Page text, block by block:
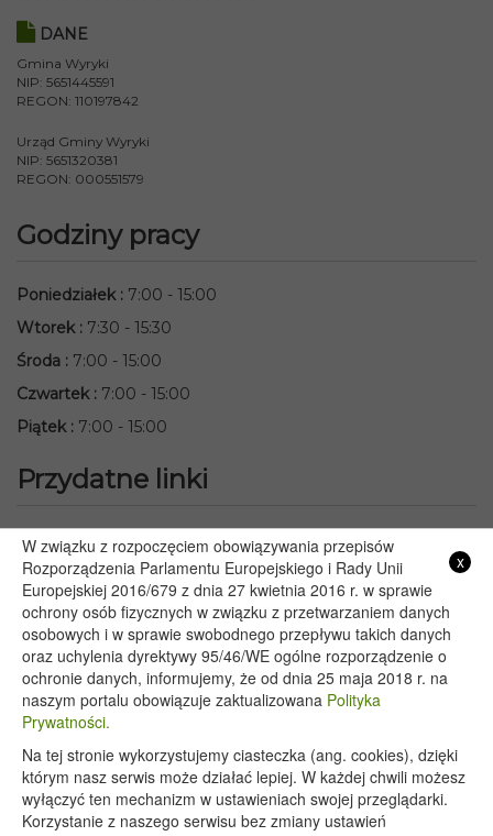
DANE
Gmina Wyryki
NIP: 5651445591
REGON: 110197842
Urząd Gminy Wyryki
NIP: 5651320381
REGON: 000551579
Godziny pracy
Poniedziałek : 7:00 - 15:00
Wtorek : 7:30 - 15:30
Środa : 7:00 - 15:00
Czwartek : 7:00 - 15:00
Piątek : 7:00 - 15:00
Przydatne linki
Starostwo Powiatowe we Włodawie
Lubelski Urząd Wojewódzki w Lublinie
Urząd Marszałkowski Województwa Lubelskiego w Lublinie
Serwis Rzeczypospolitej Polskiej
PGE – Planowane wyłączenia prądu
Poczta E-mail
Copyright 2020@ - Urząd Gminy Wyryki
x
W związku z rozpoczęciem obowiązywania przepisów
Rozporządzenia Parlamentu Europejskiego i Rady Unii
Europejskiej 2016/679 z dnia 27 kwietnia 2016 r. w sprawie
ochrony osób fizycznych w związku z przetwarzaniem danych
osobowych i w sprawie swobodnego przepływu takich danych
oraz uchylenia dyrektywy 95/46/WE ogólne rozporządzenie o
ochronie danych, informujemy, że od dnia 25 maja 2018 r. na
naszym portalu obowiązuje zaktualizowana Polityka
Prywatności.
Na tej stronie wykorzystujemy ciasteczka (ang. cookies), dzięki
którym nasz serwis może działać lepiej. W każdej chwili możesz
wyłączyć ten mechanizm w ustawieniach swojej przeglądarki.
Korzystanie z naszego serwisu bez zmiany ustawień